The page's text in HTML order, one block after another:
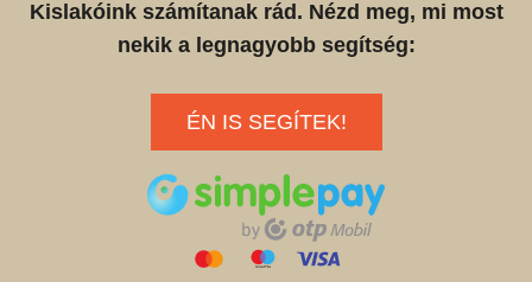
Kislakóink számítanak rád. Nézd meg, mi most
nekik a legnagyobb segítség:
ÉN IS SEGÍTEK!